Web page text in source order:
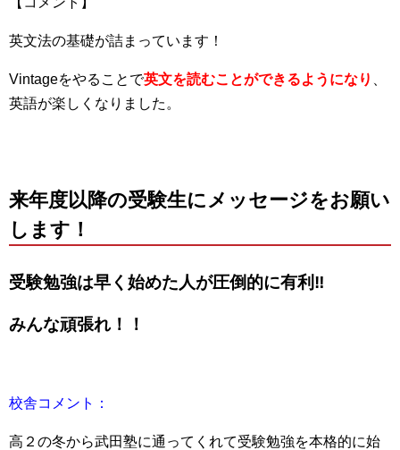
英文法の基礎が詰まっています！
Vintageをやることで英文を読むことができるようになり
英語が楽しくなりました。
来年度以降の受験生にメッセージをお願い
します！
受験勉強は早く始めた人が圧倒的に有利‼
みんな頑張れ！！
校舎コメント：
高２の冬から武田塾に通ってくれて受験勉強を本格的に始